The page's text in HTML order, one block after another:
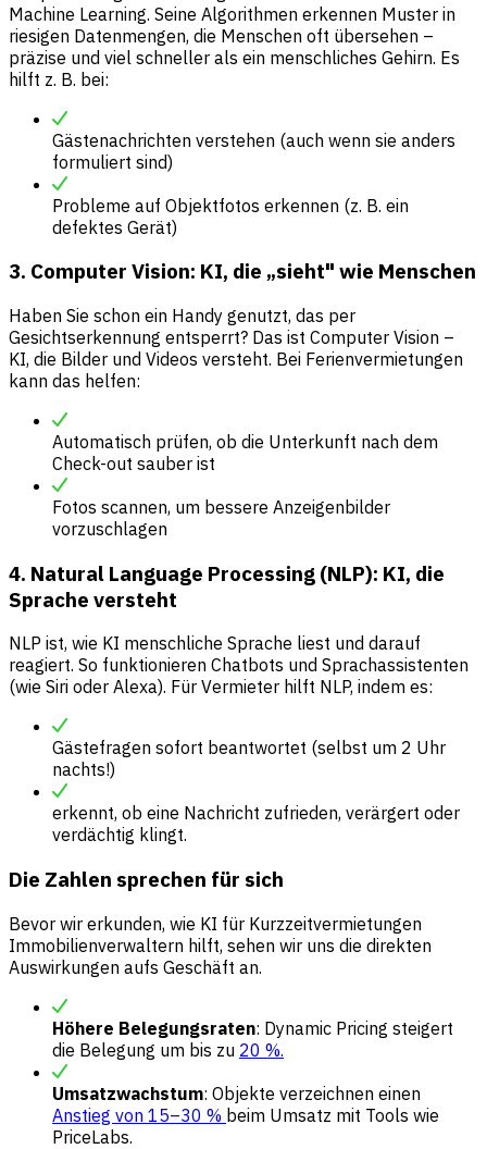
Machine Learning. Seine Algorithmen erkennen Muster in
riesigen Datenmengen, die Menschen oft übersehen –
präzise und viel schneller als ein menschliches Gehirn. Es
hilft z. B. bei:
Gästenachrichten verstehen (auch wenn sie anders
formuliert sind)
Probleme auf Objektfotos erkennen (z. B. ein
defektes Gerät)
3. Computer Vision: KI, die „sieht" wie Menschen
Haben Sie schon ein Handy genutzt, das per
Gesichtserkennung entsperrt? Das ist Computer Vision –
KI, die Bilder und Videos versteht. Bei Ferienvermietungen
kann das helfen:
Automatisch prüfen, ob die Unterkunft nach dem
Check-out sauber ist
Fotos scannen, um bessere Anzeigenbilder
vorzuschlagen
4. Natural Language Processing (NLP): KI, die
Sprache versteht
NLP ist, wie KI menschliche Sprache liest und darauf
reagiert. So funktionieren Chatbots und Sprachassistenten
(wie Siri oder Alexa). Für Vermieter hilft NLP, indem es:
Gästefragen sofort beantwortet (selbst um 2 Uhr
nachts!)
erkennt, ob eine Nachricht zufrieden, verärgert oder
verdächtig klingt.
Die Zahlen sprechen für sich
Bevor wir erkunden, wie KI für Kurzzeitvermietungen
Immobilienverwaltern hilft, sehen wir uns die direkten
Auswirkungen aufs Geschäft an.
Höhere Belegungsraten: Dynamic Pricing steigert
die Belegung um bis zu 20 %.
Umsatzwachstum: Objekte verzeichnen einen
Anstieg von 15–30 % beim Umsatz mit Tools wie
PriceLabs.